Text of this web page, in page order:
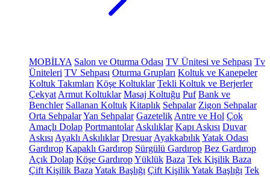
MOBİLYA Salon ve Oturma Odası TV Ünitesi ve Sehpası Tv
Üniteleri TV Sehpası Oturma Grupları Koltuk ve Kanepeler
Koltuk Takımları Köşe Koltuklar Tekli Koltuk ve Berjerler
Çekyat Armut Koltuklar Masaj Koltuğu Puf Bank ve
Benchler Sallanan Koltuk Kitaplık Sehpalar Zigon Sehpalar
Orta SehpalarYan Sehpalar Gazetelik Antre ve Hol Çok
Amaçlı Dolap Portmantolar Askılıklar Kapı Askısı Duvar
Askısı Ayaklı Askılıklar Dresuar AyakkabılıkYatak Odası
Gardırop Kapaklı Gardırop Sürgülü Gardırop Bez Gardırop
Açık Dolap Köşe GardıropYüklük Baza Tek Kişilik Baza
Çift Kişilik Baza Yatak Başlığı Çift Kişilik Yatak Başlığı Tek